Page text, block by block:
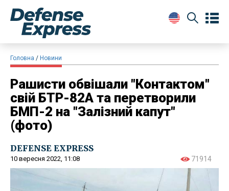
Головна Новини
Рашисти обвішали "Контактом"
свій БТР-82А та перетворили
БМП-2 на "Залізний капут"
(фото)
DEFENSE EXPRESS
10 вересня 2022, 11:08 71914